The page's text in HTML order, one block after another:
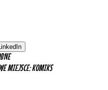
MIEJSCE: KOMIKS